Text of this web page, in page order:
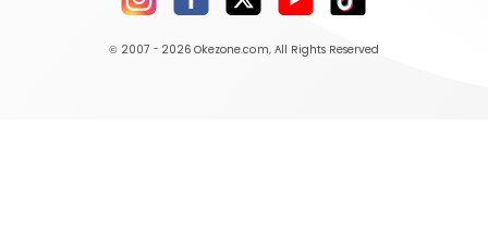
© 2007 - 2026 Okezone.com, All Rights Reserved